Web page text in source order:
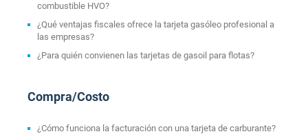
combustible HVO?
¿Qué ventajas fiscales ofrece la tarjeta gasóleo profesional a
las empresas?
¿Para quién convienen las tarjetas de gasoil para flotas?
Compra/Costo
¿Cómo funciona la facturación con una tarjeta de carburante?